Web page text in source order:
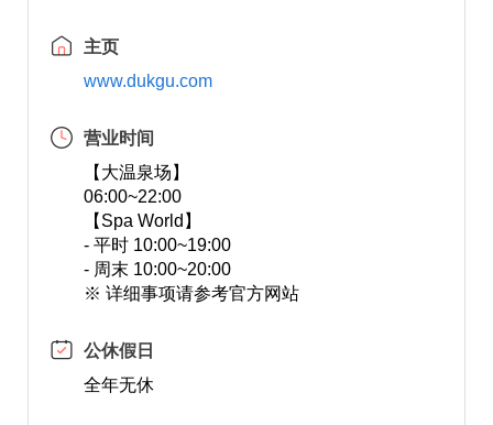
主页
www.dukgu.com
营业时间
【大温泉场】
06:00~22:00
【Spa World】
- 平时 10:00~19:00
- 周末 10:00~20:00
※ 详细事项请参考官方网站
公休假日
全年无休